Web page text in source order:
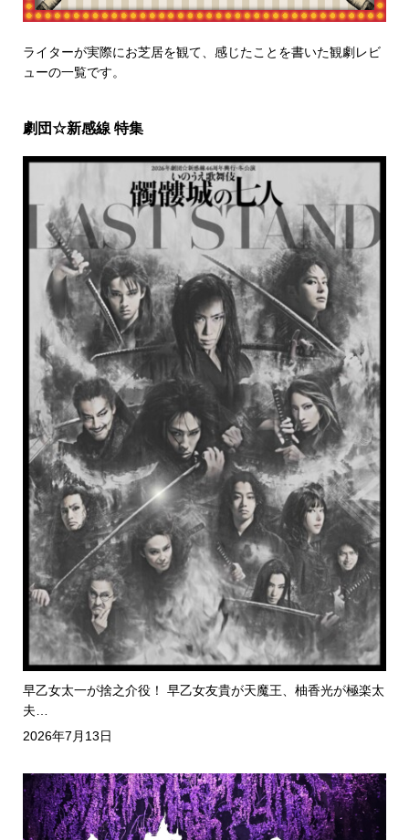
ライターが実際にお芝居を観て、感じたことを書いた観劇レビ
ューの一覧です。
劇団☆新感線 特集
早乙女太一が捨之介役！ 早乙女友貴が天魔王、柚香光が極楽太
夫…
2026年7月13日